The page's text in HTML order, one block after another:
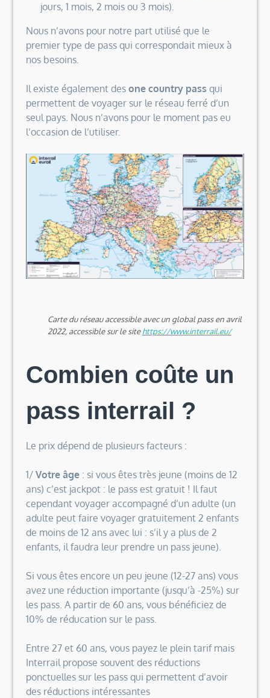
jours, 1 mois, 2 mois ou 3 mois).
Nous n’avons pour notre part utilisé que le
premier type de pass qui correspondait mieux à
nos besoins.
Il existe également desone country pass qui
permettent de voyager sur le réseau ferré d’un
seul pays. Nous n’avons pour le moment pas eu
l’occasion de l’utiliser.
Carte du réseau accessible avec un global pass en avril
2022, accessible sur le sitehttps://www.interrail.eu/
Combien coûte un
pass interrail ?
Le prix dépend de plusieurs facteurs :
1/ Votre âge: si vous êtes très jeune (moins de 12
ans) c’est jackpot : le pass est gratuit ! Il faut
cependant voyager accompagné d’un adulte (un
adulte peut faire voyager gratuitement 2 enfants
de moins de 12 ans avec lui : s’il y a plus de 2
enfants, il faudra leur prendre un pass jeune).
Si vous êtes encore un peu jeune (12-27 ans) vous
avez une réduction importante (jusqu’à -25%) sur
les pass. A partir de 60 ans, vous bénéficiez de
10% de réducation sur le pass.
Entre 27 et 60 ans, vous payez le plein tarif mais
Interrail propose souvent des réductions
ponctuelles sur les pass qui permettent d’avoir
des réductions intéressantes